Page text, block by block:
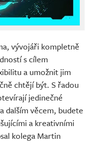
vývojáři kompletně
s cílem
a umožnit jim
chtějí být. S řadou
jedinečné
dalším věcem, budete
a kreativními
kolega Martin